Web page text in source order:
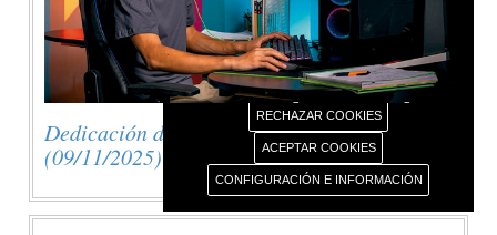
Dedicación de la Basílica de Letrán
(09/11/2025)
Sin embargo, contiene enlaces a sitios web de
terceros con políticas de privacidad ajenas este
portal web que usted podrá decidir si acepta o no
cuando acceda a ellos.
Más información sobre el uso de nuestras cookies.
RECHAZAR COOKIES
ACEPTAR COOKIES
CONFIGURACIÓN E INFORMACIÓN